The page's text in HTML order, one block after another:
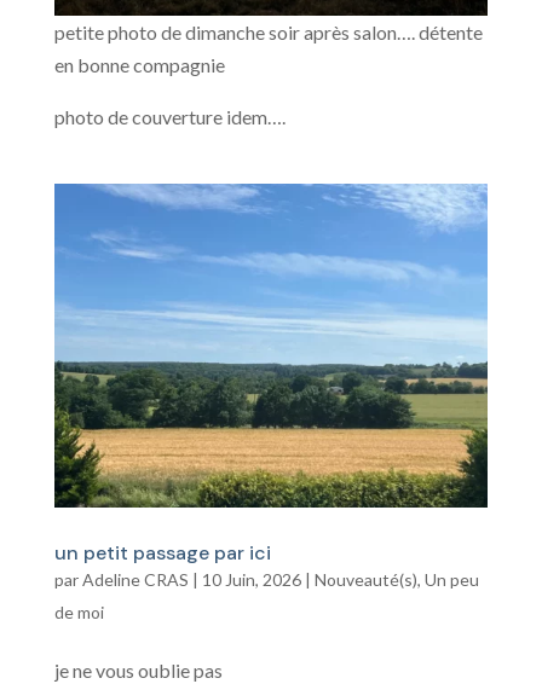
petite photo de dimanche soir après salon…. détente
en bonne compagnie
photo de couverture idem….
un petit passage par ici
parAdeline CRAS 10 Juin, 2026| Nouveauté(s), Un peu
de moi
je ne vous oublie pas